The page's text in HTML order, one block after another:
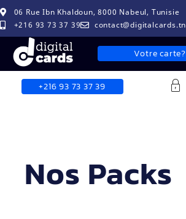
06 Rue Ibn Khaldoun, 8000 Nabeul, Tunisie
+216 93 73 37 39
contact@digitalcards.tn
Votre carte?
+216 93 73 37 39
Nos Packs